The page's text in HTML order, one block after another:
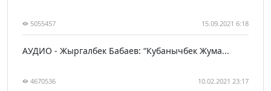
5055457 15.09.2021 6:18
АУДИО - Жыргалбек Бабаев: “Кубанычбек Жума...
4670536 10.02.2021 23:17